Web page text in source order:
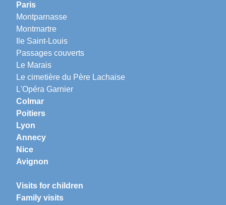
Paris
Montparnasse
Montmartre
Ile Saint-Louis
Passages couverts
Le Marais
Le cimetière du Père Lachaise
L'Opéra Garnier
Colmar
Poitiers
Lyon
Annecy
Nice
Avignon
Visits for children
Family visits